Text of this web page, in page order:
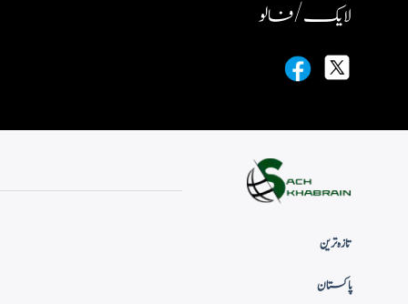
لایک / فالو
تازہ ترین
پاکستان